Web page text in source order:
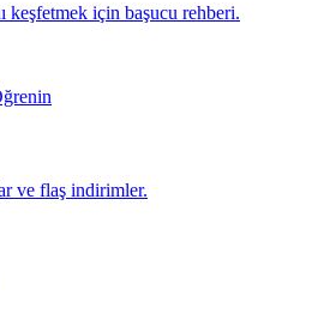
keşfetmek için başucu rehberi.
ve flaş indirimler.